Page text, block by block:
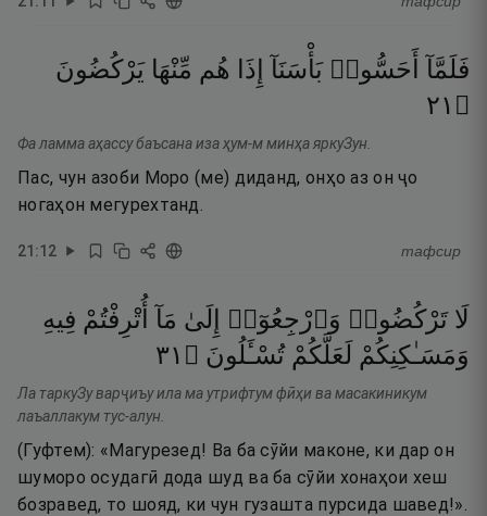
فَلَمَّآ أَحَسُّوا۟ بَأْسَنَآ إِذَا هُم مِّنْهَا يَرْكُضُونَ
۝ ١٢
Фа ламма аҳассу баъсана иза ҳум-м минҳа яркуЗун.
Пас, чун азоби Моро (ме) диданд, онҳо аз он ҷо
ногаҳон мегурехтанд.
21:12 тафсир
لَا تَرْكُضُوا۟ وَٱرْجِعُوٓا۟ إِلَىٰ مَآ أُتْرِفْتُمْ فِيهِ
وَمَسَـٰكِنِكُمْ لَعَلَّكُمْ تُسْـَٔلُونَ ۝ ١٣
Ла таркуЗу варҷиъу ила ма утрифтум фӣҳи ва масакиникум
лаъаллакум тус-алун.
(Гуфтем): «Магурезед! Ва ба сӯйи маконе, ки дар он
шуморо осудагӣ дода шуд ва ба сӯйи хонаҳои хеш
бозравед, то шояд, ки чун гузашта пурсида шавед!».